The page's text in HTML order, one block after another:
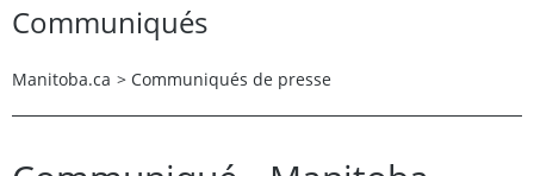
Communiqués
Manitoba.ca > Communiqués de presse